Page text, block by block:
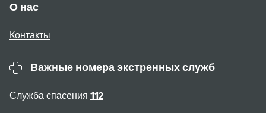
О нас
Контакты
Важные номера экстренных служб
Служба спасения 112